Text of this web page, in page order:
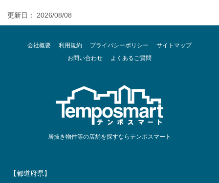
更新日： 2026/08/08
会社概要 利用規約 プライバシーポリシー
サイトマップ
お問い合わせ
よくあるご質問
居抜き物件等の店舗を探すならテンポスマート
【都道府県】